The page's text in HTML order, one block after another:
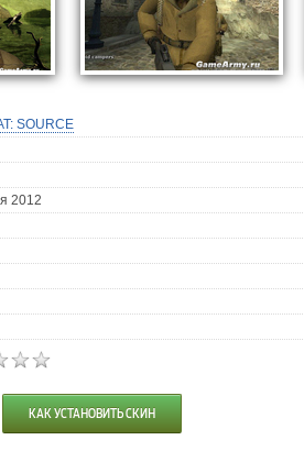
SOURCE
2012
КАК УСТАНОВИТЬ СКИН